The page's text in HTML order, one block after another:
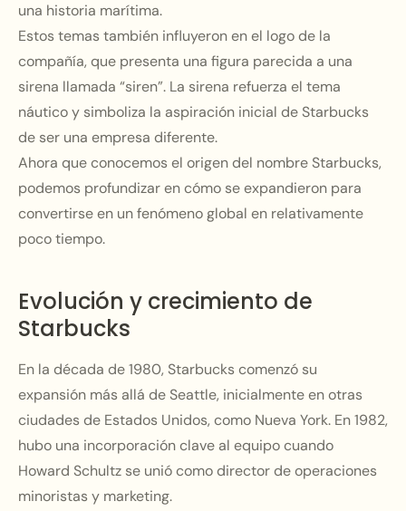
una historia marítima.
Estos temas también influyeron en el logo de la
compañía, que presenta una figura parecida a una
sirena llamada “siren”. La sirena refuerza el tema
náutico y simboliza la aspiración inicial de Starbucks
de ser una empresa diferente.
Ahora que conocemos el origen del nombre Starbucks,
podemos profundizar en cómo se expandieron para
convertirse en un fenómeno global en relativamente
poco tiempo.
Evolución y crecimiento de
Starbucks
En la década de 1980, Starbucks comenzó su
expansión más allá de Seattle, inicialmente en otras
ciudades de Estados Unidos, como Nueva York. En 1982,
hubo una incorporación clave al equipo cuando
Howard Schultz se unió como director de operaciones
minoristas y marketing.